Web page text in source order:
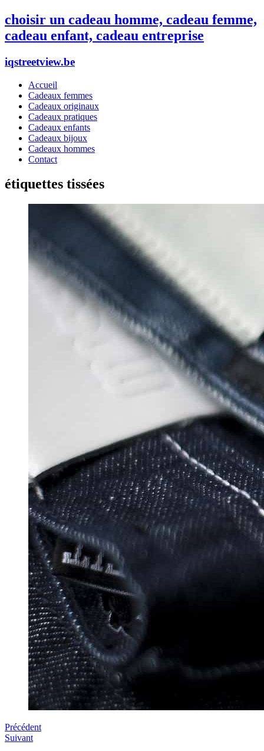
choisir un cadeau homme, cadeau femme,
cadeau enfant, cadeau entreprise
iqstreetview.be
Accueil
Cadeaux femmes
Cadeaux originaux
Cadeaux pratiques
Cadeaux enfants
Cadeaux bijoux
Cadeaux hommes
Contact
étiquettes tissées
Précédent
Suivant